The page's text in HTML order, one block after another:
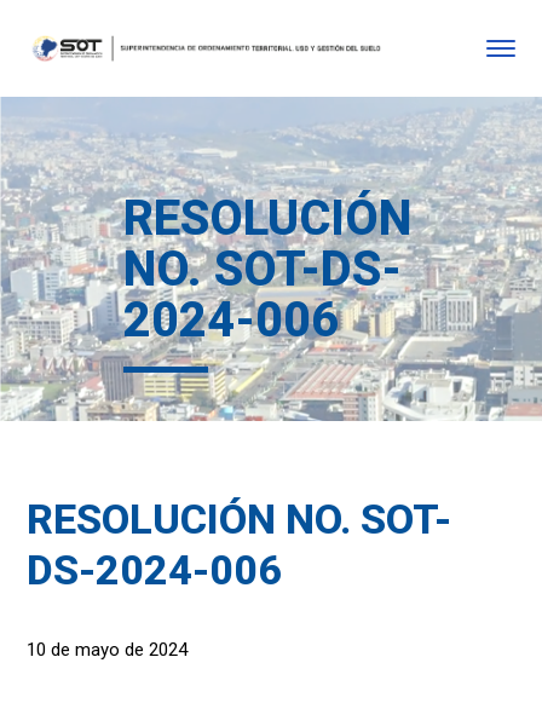
RESOLUCIÓN
NO. SOT-DS-
2024-006
RESOLUCIÓN NO. SOT-
DS-2024-006
10 de mayo de 2024